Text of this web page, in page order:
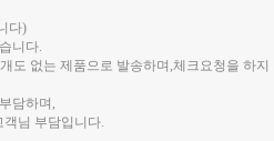
다)
니다.
도 없는 제품으로 발송하며,체크요청을 하지
담하며,
님 부담입니다.